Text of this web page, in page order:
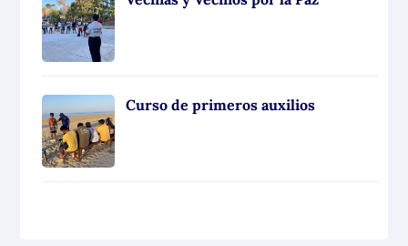
Curso de primeros auxilios